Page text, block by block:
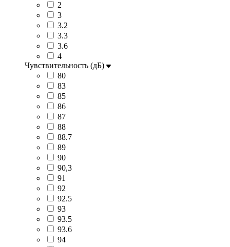
2
3
3.2
3.3
3.6
4
Чувствительность (дБ)
80
83
85
86
87
88
88.7
89
90
90,3
91
92
92.5
93
93.5
93.6
94